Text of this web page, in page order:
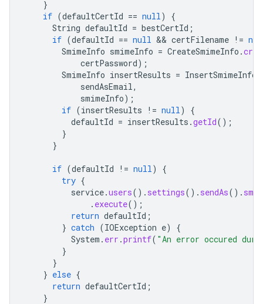
}
if (defaultCertId == null)
{
String defaultId = bestCertId ;
if (defaultId == null && certFilename !=
SmimeInfo smimeInfo = CreateSmimeInfo .
certPassword);
SmimeInfo insertResults = InsertSmimeInfo
sendAsEmail,
smimeInfo);
if (insertResults != null)
{
defaultId = insertResults .getId();
}
}
if (defaultId != null)
{
try {
service.users(). settings(). sendAs().
. execute();
return defaultId ;
} catch (IOException e)
{
System . err .printf( "An error occured
}
}
} else {
return defaultCertId ;
}